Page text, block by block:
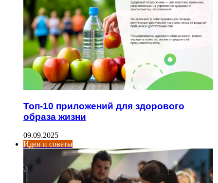
Топ-10 приложений для здорового
образа жизни
09.09.2025
Идеи и советы